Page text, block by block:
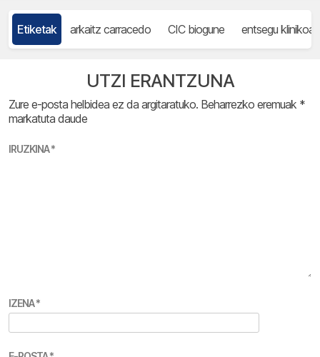
Etiketak arkaitz carracedo CIC biogune entsegu klinikoak
UTZI ERANTZUNA
Zure e-posta helbidea ez da argitaratuko. Beharrezko eremuak *
markatuta daude
IRUZKINA*
IZENA*